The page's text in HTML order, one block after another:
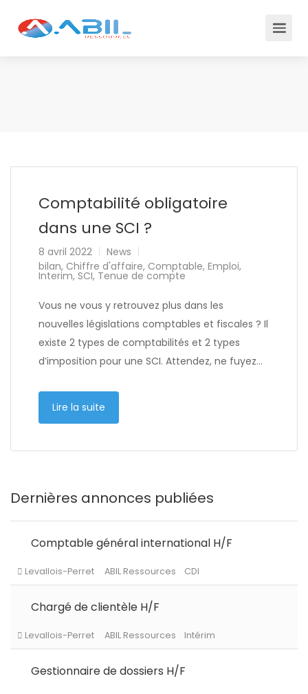
Comptabilité obligatoire
dans une SCI ?
8 avril 2022
News
bilan, Chiffre d'affaire, Comptable, Emploi,
Interim, SCI, Tenue de compte
Vous ne vous y retrouvez plus dans les
nouvelles législations comptables et fiscales ? Il
existe 2 types de comptabilités et 2 types
d’imposition pour une SCI. Attendez, ne fuyez…
Lire la suite
Dernières annonces publiées
Comptable général international H/F
Levallois-Perret ABIL Ressources CDI
Chargé de clientèle H/F
Gestionnaire de dossiers H/F